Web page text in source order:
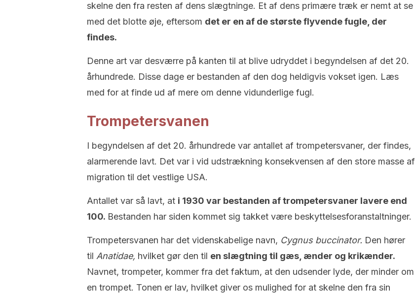
skelne den fra resten af dens slægtninge. Et af dens primære træk er nemt at se
med det blotte øje, eftersom det er en af de største flyvende fugle, der
findes.
Denne art var desværre på kanten til at blive udryddet i begyndelsen af det 20.
århundrede. Disse dage er bestanden af den dog heldigvis vokset igen. Læs
med for at finde ud af mere om denne vidunderlige fugl.
Trompetersvanen
I begyndelsen af det 20. århundrede var antallet af trompetersvaner, der findes,
alarmerende lavt. Det var i vid udstrækning konsekvensen af den store masse af
migration til det vestlige USA.
Antallet var så lavt, at i 1930 var bestanden af trompetersvaner lavere end
100. Bestanden har siden kommet sig takket være beskyttelsesforanstaltninger.
Trompetersvanen har det videnskabelige navn, Cygnus buccinator. Den hører
til Anatidae, hvilket gør den til en slægtning til gæs, ænder og krikænder.
Navnet, trompeter, kommer fra det faktum, at den udsender lyde, der minder om
en trompet. Tonen er lav, hvilket giver os mulighed for at skelne den fra sin